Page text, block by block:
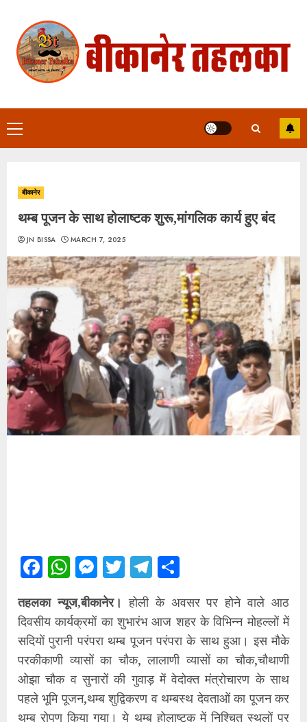
content
Primary
Menu
बीकानेर
थम्ब पूजन के साथ होलाष्टक शुरू,मांगलिक कार्य हुए बंद
JN BISSA MARCH 7, 2025
Facebook
WhatsApp
Messenger
TwitterTelegram
तहलका न्यूज,बीकानेर। होली के अवसर पर होने वाले आठ
दिवसीय कार्यक्रमों का शुभारंभ आज शहर के विभिन्न मोहल्लों में
सदियों पुरानी परंपरा थम्ब पूजन परंपरा के साथ हुआ। इस मौके
परकीकाणी व्यासों का चौक, लालाणी व्यासों का चौक,चौथाणी
ओझा चौक व सुनारों की गुवाड़ में वेदोक्त मंत्रोचारण के साथ
पहले भूमि पूजन,थम्ब शुद्विकरण व थम्बस्थ देवताओं का पूजन कर
थम्ब रोपण किया गया। ये थम्ब होलाष्टक में निश्चित स्थलों पर